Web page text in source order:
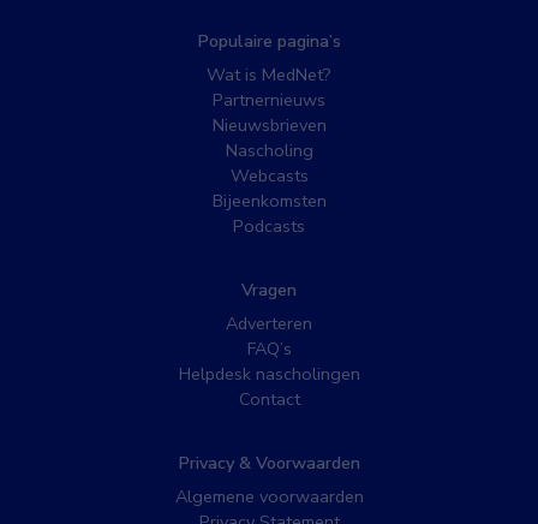
Populaire pagina’s
Wat is MedNet?
Partnernieuws
Nieuwsbrieven
Nascholing
Webcasts
Bijeenkomsten
Podcasts
Vragen
Adverteren
FAQ’s
Helpdesk nascholingen
Contact
Privacy & Voorwaarden
Algemene voorwaarden